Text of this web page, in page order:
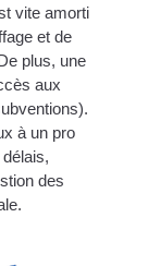
vite amorti
et de
plus, une
aux
à un pro
des